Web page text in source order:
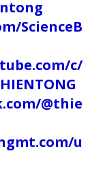
ScienceB
c/
@thie
u